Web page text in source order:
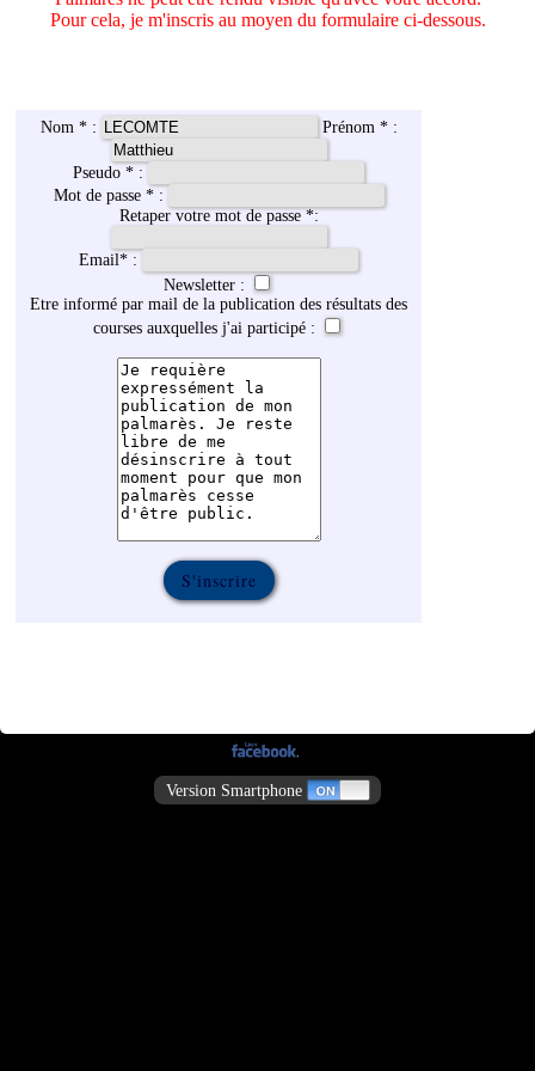
Pour cela, je m'inscris au moyen du formulaire ci-dessous.
Nom * : Prénom * :
Pseudo * :
Mot de passe * :
Retaper votre mot de passe *:
Email* :
Newsletter :
Etre informé par mail de la publication des résultats des
courses auxquelles j'ai participé :
Version Smartphone